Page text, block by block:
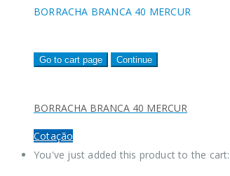
BORRACHA BRANCA 40 MERCUR
Go to cart page Continue
BORRACHA BRANCA 40 MERCUR
Cotação
You've just added this product to the cart: